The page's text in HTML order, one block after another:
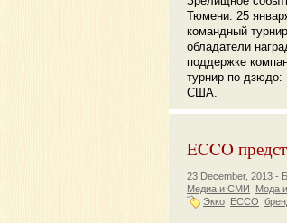
Тюмени. 25
командный
обладатели
поддержке
турнир по дзюдо:
США.
ECCO
23 December, 2013 -
Медиа и СМИ
Мода
Экко ECCO